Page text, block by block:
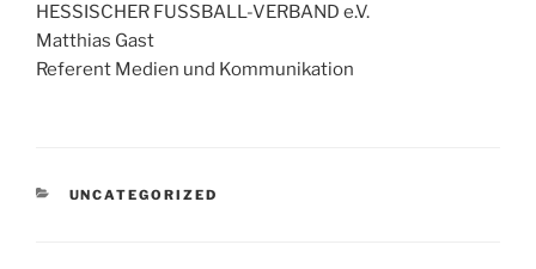
HESSISCHER FUSSBALL-VERBAND e.V.
Matthias Gast
Referent Medien und Kommunikation
KATEGORIEN
UNCATEGORIZED